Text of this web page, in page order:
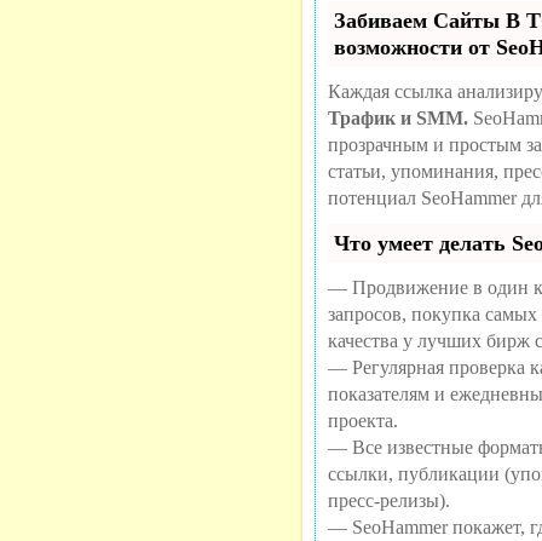
Забиваем Сайты
возможности от
Каждая ссылка
Трафик и SMM.
прозрачным и простым
статьи, упоминания,
потенциал SeoHammer
Что умеет делать
— Продвижение в один
запросов, покупка
качества у лучших бирж
— Регулярная проверка
показателям и
проекта.
— Все известные
ссылки, публикации
пресс-релизы).
— SeoHammer покажет,